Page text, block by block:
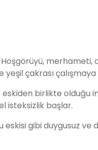
merhameti,
çakrası
eskiden birlikte olduğu
isteksizlik başlar.
gibi duygusuz ve